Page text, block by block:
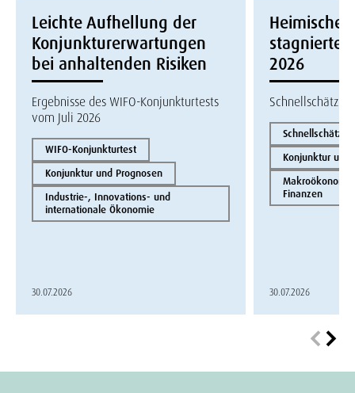
Leichte Aufhellung der
Konjunkturerwartungen
bei anhaltenden Risiken
Ergebnisse des WIFO-Konjunkturtests
vom Juli 2026
WIFO-Konjunkturtest
Konjunktur und Prognosen
Industrie-, Innovations- und
internationale Ökonomie
30.07.2026
Heimische
stagnierte
2026
Konjunktur und
Finanzen
30.07.2026